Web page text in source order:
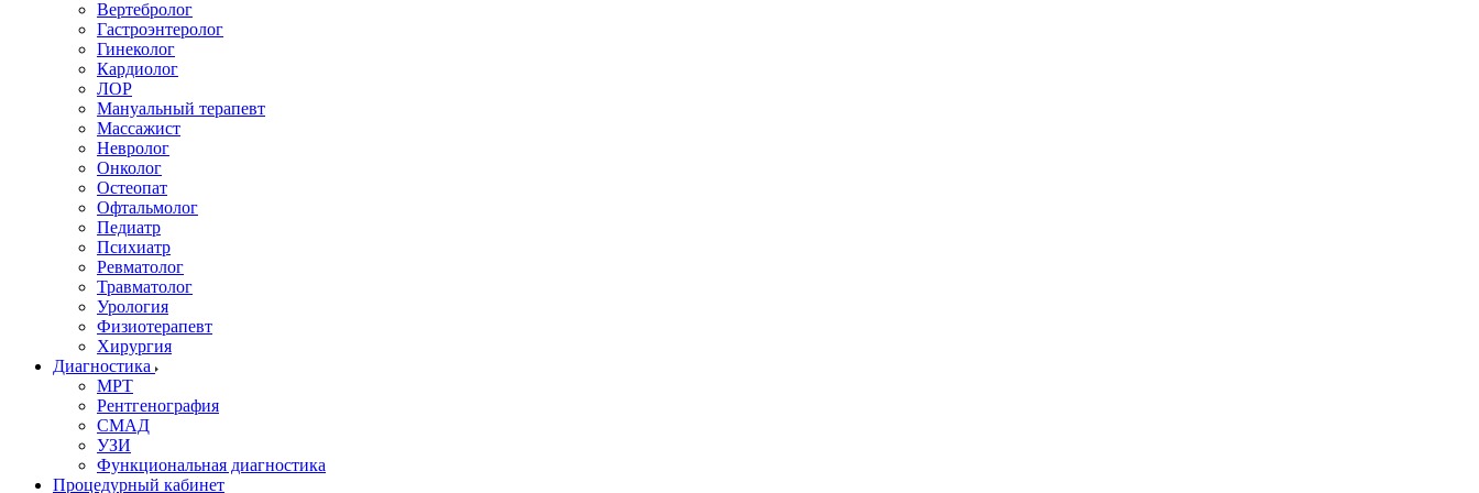
Вертебролог
Гастроэнтеролог
Гинеколог
Кардиолог
ЛОР
Мануальный терапевт
Массажист
Невролог
Онколог
Остеопат
Офтальмолог
Педиатр
Психиатр
Ревматолог
Травматолог
Урология
Физиотерапевт
Хирургия
Диагностика
МРТ
Рентгенография
СМАД
УЗИ
Функциональная диагностика
Процедурный кабинет